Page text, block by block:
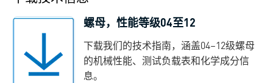
螺母，性能等级04至12
下载我们的技术指南，涵盖04–12级螺母
的机械性能、测试负载表和化学成分信
息。